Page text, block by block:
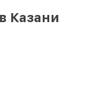
в городе
Казани